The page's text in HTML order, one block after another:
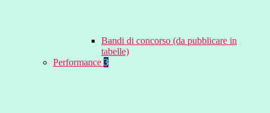
Bandi di concorso (da pubblicare in
tabelle)
Performance 3